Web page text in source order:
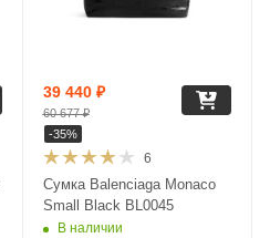
6
Сумка Balenciaga Monaco
Small Black BL0045
В наличии
39 440₽
60 677₽
-35%